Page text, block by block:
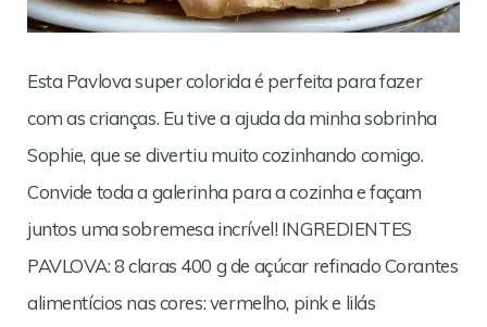
Esta Pavlova super colorida é perfeita para fazer
com as crianças. Eu tive a ajuda da minha sobrinha
Sophie, que se divertiu muito cozinhando comigo.
Convide toda a galerinha para a cozinha e façam
juntos uma sobremesa incrível! INGREDIENTES
PAVLOVA: 8 claras 400 g de açúcar refinado Corantes
alimentícios nas cores: vermelho, pink e lilás